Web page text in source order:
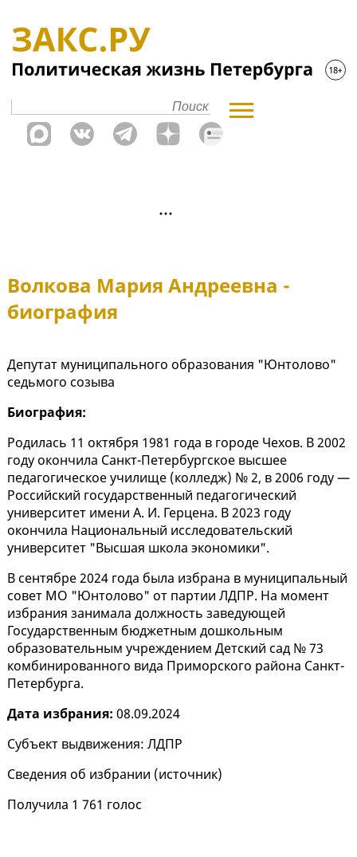
Волкова Мария Андреевна -
биография
Депутат муниципального образования "Юнтолово"
седьмого созыва
Биография:
Родилась 11 октября 1981 года в городе Чехов. В 2002
году окончила Санкт-Петербургское высшее
педагогическое училище (колледж) № 2, в 2006 году —
Российский государственный педагогический
университет имени А. И. Герцена. В 2023 году
окончила Национальный исследовательский
университет "Высшая школа экономики".
В сентябре 2024 года была избрана в муниципальный
совет МО "Юнтолово" от партии ЛДПР. На момент
избрания занимала должность заведующей
Государственным бюджетным дошкольным
образовательным учреждением Детский сад № 73
комбинированного вида Приморского района Санкт-
Петербурга.
Дата избрания: 08.09.2024
Субъект выдвижения: ЛДПР
Сведения об избрании (источник)
Получила 1 761 голос